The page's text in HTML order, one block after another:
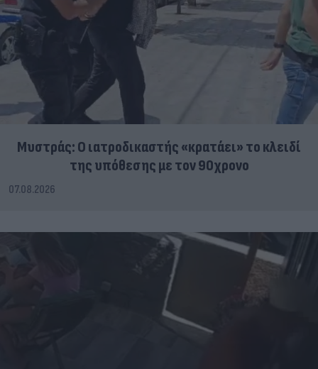
Μυστράς: Ο ιατροδικαστής «κρατάει» το κλειδί
της υπόθεσης με τον 90χρονο
07.08.2026